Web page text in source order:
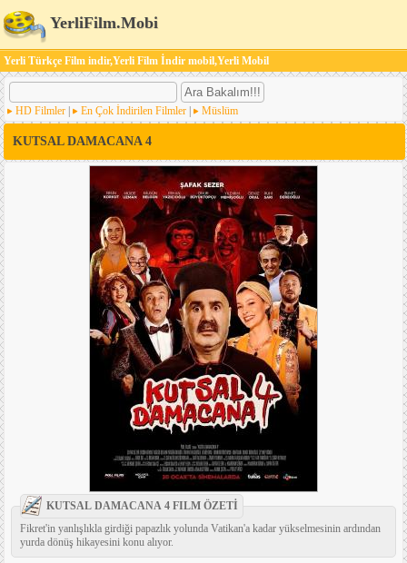
YerliFilm.Mobi
Yerli Türkçe Film indir,Yerli Film İndir mobil,Yerli Mobil
HD Filmler En Çok İndirilen Filmler Müslüm
KUTSAL DAMACANA 4
KUTSAL DAMACANA 4 FILM ÖZETİ
Fikret'in yanlışlıkla girdiği papazlık yolunda Vatikan'a kadar yükselmesinin ardından
yurda dönüş hikayesini konu alıyor.